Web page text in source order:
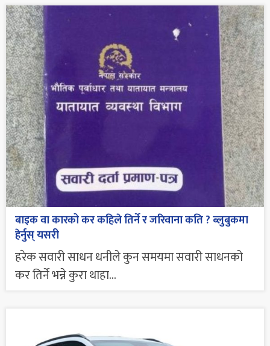
बाइक वा कारको कर कहिले तिर्ने र जरिवाना कति ? ब्लुबुकमा
हेर्नुस् यसरी
हरेक सवारी साधन धनीले कुन समयमा सवारी साधनको
कर तिर्ने भन्ने कुरा थाहा...